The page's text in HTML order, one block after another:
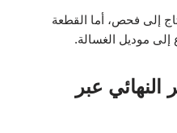
إلى فحص، أما القطعة
إلى موديل الغسالة.
عبر